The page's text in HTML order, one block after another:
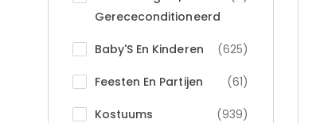
Gerececonditioneerd
Baby'S En Kinderen (625)
Feesten En Partijen (61)
Kostuums (939)